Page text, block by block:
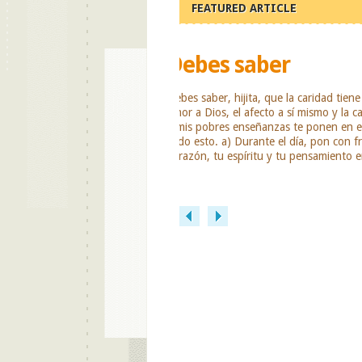
FEATURED ARTICLE
¡Mi alma...
¡Mi alma está totalmente volcada en
miseria! ¡Dios mío!, que yo soporte
se retire de mí tu rayo de luz refleja,
contraste tan evidente. Padre mío,
mi ingratitud en todo su esplendor;